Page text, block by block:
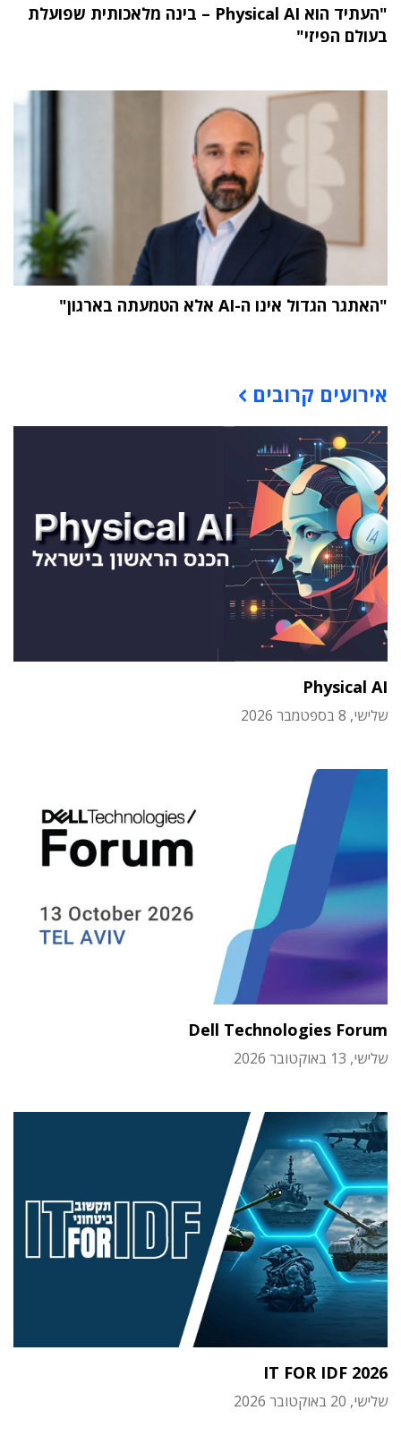
"העתיד הוא Physical AI – בינה מלאכותית שפועלת
בעולם הפיזי"
"האתגר הגדול אינו ה-AI אלא הטמעתה בארגון"
אירועים קרובים
Physical AI
שלישי, 8 בספטמבר 2026
Dell Technologies Forum
שלישי, 13 באוקטובר 2026
IT FOR IDF 2026
שלישי, 20 באוקטובר 2026